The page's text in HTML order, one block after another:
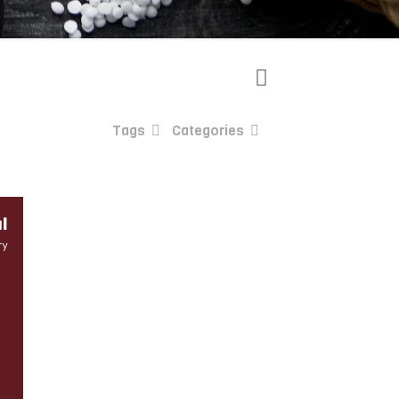
Categories
Tags